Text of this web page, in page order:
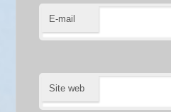
E-mail
Site web